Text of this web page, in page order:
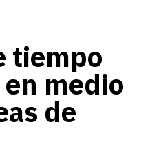
tiempo
medio
de